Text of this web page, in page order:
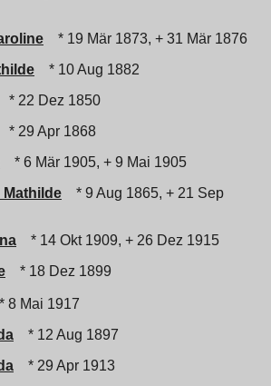
* 19 Mär 1873, + 31 Mär 1876
* 10 Aug 1882
* 22 Dez 1850
* 29 Apr 1868
* 6 Mär 1905, + 9 Mai 1905
Mathilde
* 9 Aug 1865, + 21 Sep
* 14 Okt 1909, + 26 Dez 1915
* 18 Dez 1899
* 8 Mai 1917
* 12 Aug 1897
* 29 Apr 1913